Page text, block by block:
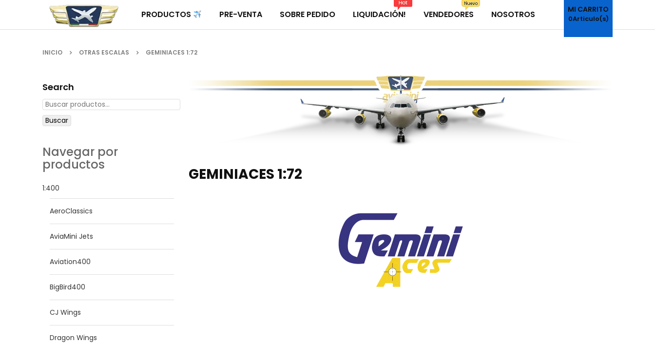
PRODUCTOS PRE-VENTA SOBRE PEDIDO LIQUIDACIÓN! VENDEDORES NOSOTROS MI CARRITO
0Articulo(s)
INICIO OTRAS ESCALAS GEMINIACES 1:72
Search
Buscar
Navegar por
productos
1:400
AeroClassics
AviaMini Jets
Aviation400
BigBird400
CJ Wings
Dragon Wings
GEMINIACES 1:72